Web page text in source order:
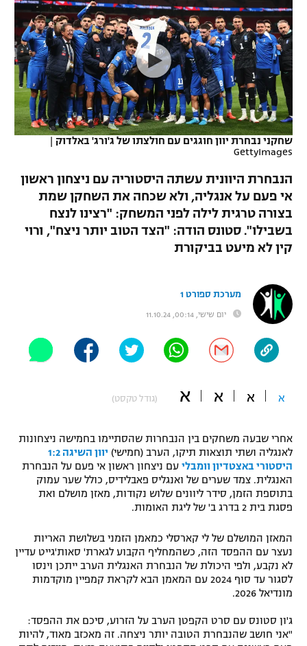
VOD
רץ ברשת
תוצאות
לוח שידורים
ברחבה
"מחצית בשכונה" – פודקאסט
תקנון עבור פעילות אלקטרה
תקנון עבור פעילות ספורט 1 – "מרלן"
גיימינג E-Sports
תנאי שימוש
מדיניות פרטיות
תקנון פעילות ספורט 1
רשיון להקרנה פומבית לבית עסק
נבחרת ישראל
מכבי חיפה
בית"ר ירושלים
מכבי תל אביב
הפועל תל אביב
הפועל חיפה
הפועל באר שבע
מכבי נתניה
ליגה ספרדית
ליגה איטלקית
ליגה צרפתית
ליגה הולנדית
ליגה סינית
ליגה ברזילאית
כדורסל נשים
מכבי תל אביב
הפועל חולון
הפועל ירושלים
דני אבדיה
יורוליג
יורוקאפ
טניס
כדוריד
כדורעף
שחייה
אגרוף
ספורט אולימפי
היאבקות WWE
אופניים
כדורמים
פוטבול אמריקאי NFL
בייסבול MLB
ספורט אתגרי ואקסטרים
אומנויות לחימה
גיימינג E-Sports
שחקני נבחרת יוון חוגגים עם חולצתו של ג'ורג' באלדוק |
GettyImages
הנבחרת היוונית עשתה היסטוריה עם ניצחון ראשון
אי פעם על אנגליה, ולא שכחה את השחקן שמת
בצורה טרגית לילה לפני המשחק: "רצינו לנצח
בשבילו". סטונס הודה: "הצד הטוב יותר ניצח", ורוי
קין לא מיעט בביקורת
מערכת ספורט 1
יום שישי, 00:14, 11.10.24
א א א א (גודל טקסט)
אחרי שבעה משחקים בין הנבחרות שהסתיימו בחמישה ניצחונות
לאנגליה ושתי תוצאות תיקו, הערב (חמישי)
יוון השיגה 1:2
היסטורי באצטדיון וומבלי עם ניצחון ראשון אי פעם על הנבחרת
האנגלית. צמד שערים של ואנגליס פאבלידיס, כולל שער עמוק
בתוספת הזמן, סידר ליוונים שלוש נקודות, מאזן מושלם ואת
פסגת בית 2 בדרג ב' של ליגת האומות.
המאזן המושלם של לי קארסלי כמאמן הזמני בשלושת האריות
נעצר עם ההפסד הזה, כשהמחליף הקבוע לגארת' סאות'גייט עדיין
לא נקבע, ולפי היכולת של הנבחרת האנגלית הערב ייתכן וינסו
לסגור עד סוף 2024 עם המאמן הבא לקראת קמפיין מוקדמות
מונדיאל 2026.
ג'ון סטונס עם סרט הקפטן הערב על הזרוע, סיכם את ההפסד:
"אני חושב שהנבחרת הטובה יותר ניצחה. זה מאכזב מאוד, להיות